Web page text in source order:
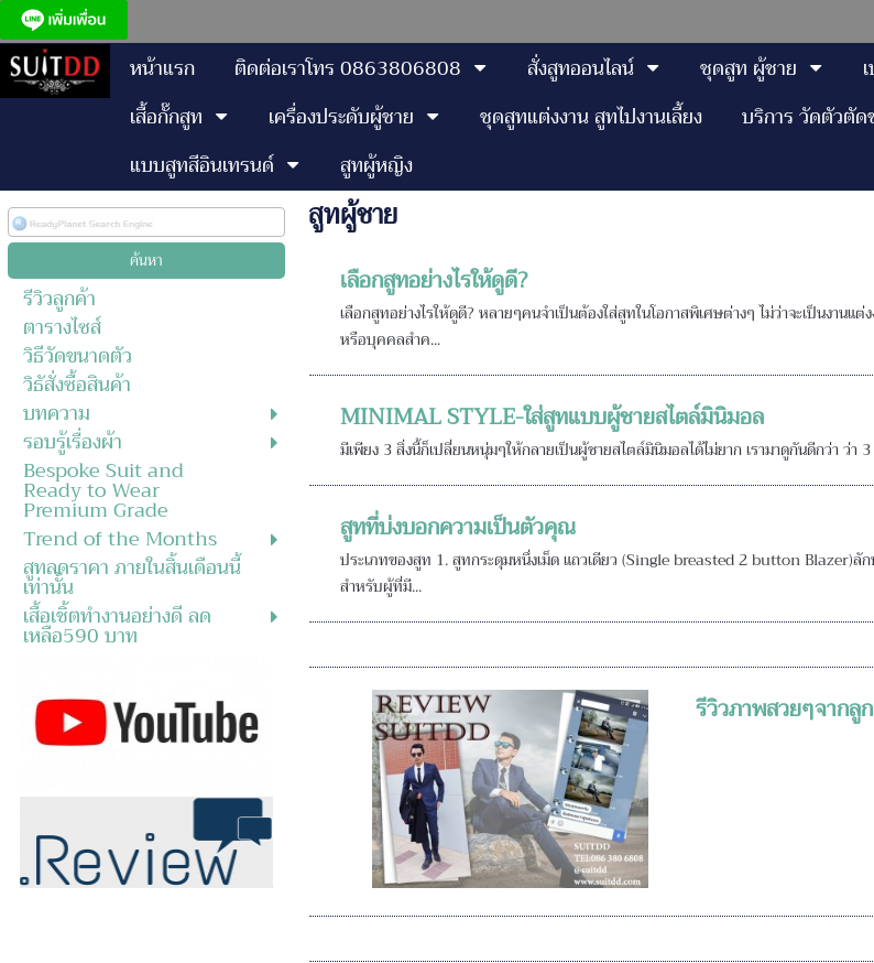
หน้าแรก ติดต่อเราโทร 0863806808 สั่งสูทออนไลน์ ชุดสูท ผู้ชาย
เสื้อกั๊กสูท
เครื่องประดับผู้ชาย ชุดสูทแต่งงาน สูทไปงานเลี้ยง บริการ วัดตัวตั
แบบสูทสีอินเทรนด์
สูทผู้หญิง
รีวิวลูกค้า
ตารางไซส์
วิธีวัดขนาดตัว
วิธัสั่งซื้อสินค้า
บทความ
รอบรู้เรื่องผ้า
Bespoke Suit and
Ready to Wear
Premium Grade
Trend of the Months
สูทลดราคา ภายในสิ้นเดือนนี้
เท่านั้น
เสื้อเชิ้ตทำงานอย่างดี ลด
เหลือ590 บาท
สูทผู้ชาย
เลือกสูทอย่างไรให้ดูดี?
เลือกสูทอย่างไรให้ดูดี? หลายๆคนจำเป็นต้องใส่สูทในโอกาสพิเศษต่างๆ ไม่ว่าจะเป็นงาน
หรือบุคคลสำค...
MINIMAL STYLE-ใส่สูทแบบผู้ชายสไตล์มินิมอล
มีเพียง 3 สิ่งนี้ก็เปลี่ยนหนุ่มๆให้กลายเป็นผู้ชายสไตล์มินิมอลได้ไม่ยาก เรามาดูกันดีกว่า ว่
สูทที่บ่งบอกความเป็นตัวคุณ
ประเภทของสูท 1. สูทกระดุมหนึ่งเม็ด แถวเดียว (Single breasted 2 button Blazer)ลั
สำหรับผู้ที่มี...
รีวิวภาพสวยๆจากลู